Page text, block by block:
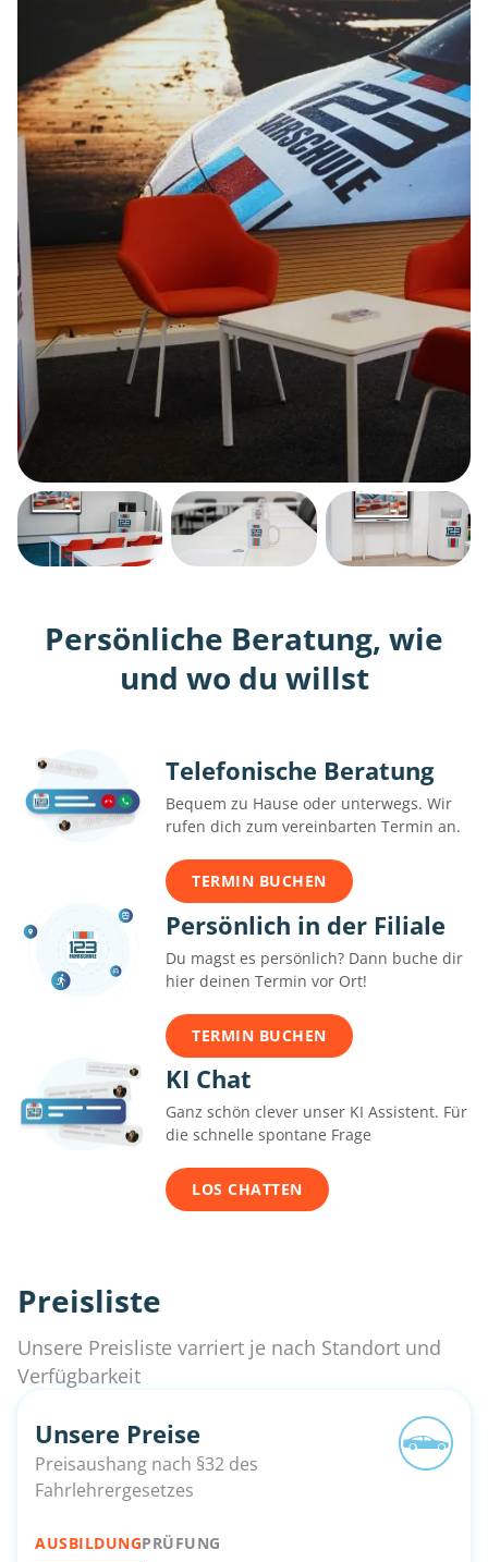
Persönliche Beratung, wie
und wo du willst
Telefonische Beratung
Bequem zu Hause oder unterwegs. Wir
rufen dich zum vereinbarten Termin an.
TERMIN BUCHEN
Persönlich in der Filiale
Du magst es persönlich? Dann buche dir
hier deinen Termin vor Ort!
TERMIN BUCHEN
KI Chat
Ganz schön clever unser KI Assistent. Für
die schnelle spontane Frage
LOS CHATTEN
Preisliste
Unsere Preisliste varriert je nach Standort und
Verfügbarkeit
Unsere Preise
Preisaushang nach §32 des
Fahrlehrergesetzes
AUSBILDUNGPRÜFUNG